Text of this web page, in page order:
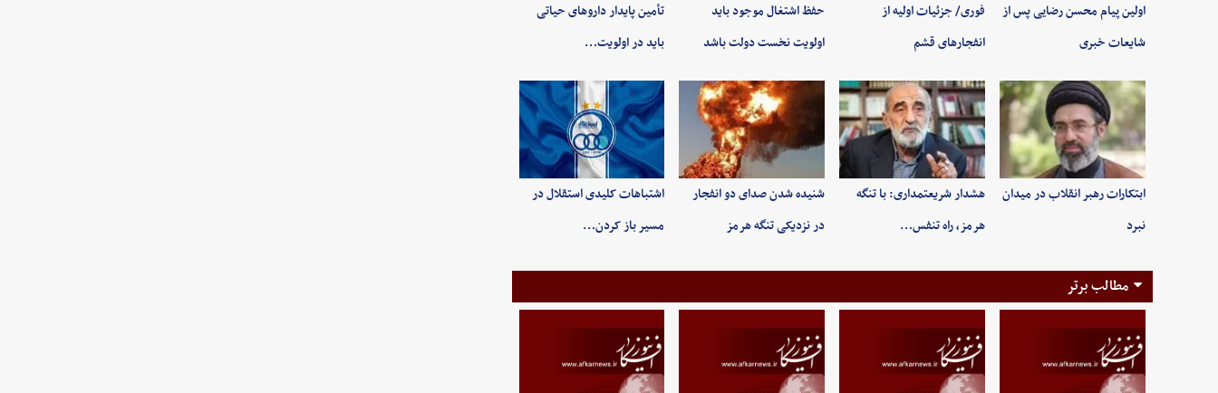
اولین پیام محسن رضایی پس از
شایعات خبری
فوری/ جزئیات اولیه از
انفجارهای قشم
حفظ اشتغال موجود باید
اولویت نخست دولت باشد
تأمین پایدار داروهای حیاتی
باید در اولویت…
ابتکارات رهبر انقلاب در میدان
نبرد
هشدار شریعتمداری: با تنگه
هرمز، راه تنفس…
شنیده شدن صدای دو انفجار
در نزدیکی تنگه هرمز
اشتباهات کلیدی استقلال در
مسیر باز کردن…
مطالب برتر